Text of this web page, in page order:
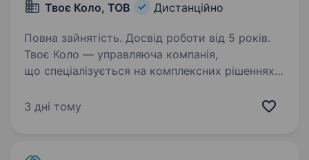
Твоє Коло, ТОВ Дистанційно
Повна зайнятість. Досвід роботи від 5 років.
Твоє Коло — управляюча компанія,
що спеціалізується на комплексних рішеннях
сільськогосподарського призначення
3 дні тому